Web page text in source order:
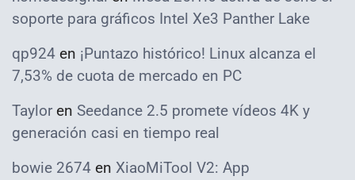
soporte para gráficos Intel Xe3 Panther Lake
qp924 en ¡Puntazo histórico! Linux alcanza el
7,53% de cuota de mercado en PC
Taylor en Seedance 2.5 promete vídeos 4K y
generación casi en tiempo real
bowie 2674 en XiaoMiTool V2: App